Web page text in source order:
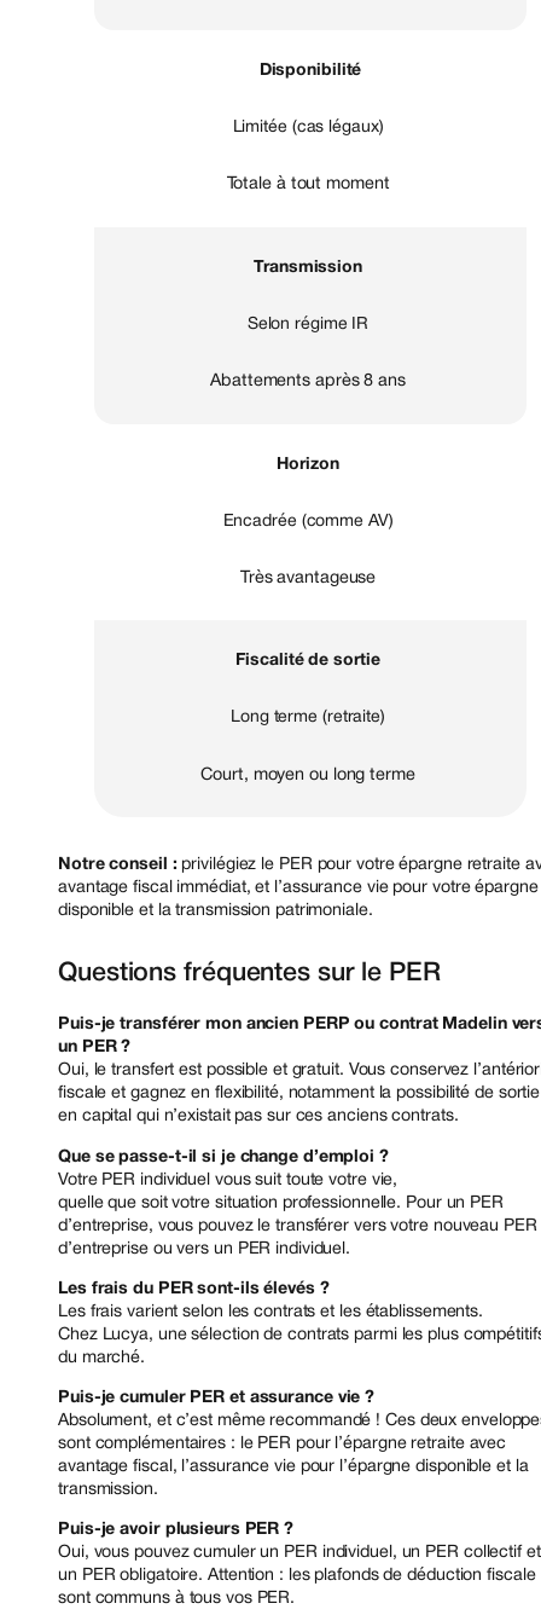
Disponibilité
Limitée (cas légaux)
Totale à tout moment
Transmission
Selon régime IR
Abattements après 8 ans
Horizon
Encadrée (comme AV)
Très avantageuse
Fiscalité de sortie
Long terme (retraite)
Court, moyen ou long terme
Notre conseil : privilégiez le PER pour votre épargne retraite
avantage fiscal immédiat, et l’assurance vie pour votre épargne
disponible et la transmission patrimoniale.
Questions fréquentes sur le PER
Puis-je transférer mon ancien PERP ou contrat Madelin
un PER ?
Oui, le transfert est possible et gratuit. Vous conservez
fiscale et gagnez en flexibilité, notamment la possibilité de sortie
en capital qui n’existait pas sur ces anciens contrats.
Que se passe-t-il si je change d’emploi ?
Votre PER individuel vous suit toute votre vie,
quelle que soit votre situation professionnelle. Pour un PER
d’entreprise, vous pouvez le transférer vers votre nouveau PER
d’entreprise ou vers un PER individuel.
Les frais du PER sont-ils élevés ?
Les frais varient selon les contrats et les établissements.
Chez Lucya, une sélection de contrats parmi les plus
du marché.
Puis-je cumuler PER et assurance vie ?
Absolument, et c’est même recommandé ! Ces deux
sont complémentaires : le PER pour l’épargne retraite avec
avantage fiscal, l’assurance vie pour l’épargne disponible et la
transmission.
Puis-je avoir plusieurs PER ?
Oui, vous pouvez cumuler un PER individuel, un PER collectif et
un PER obligatoire. Attention : les plafonds de déduction fiscale
sont communs à tous vos PER.